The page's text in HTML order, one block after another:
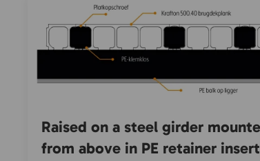
Raised on a steel girder
from above in PE retainer insert